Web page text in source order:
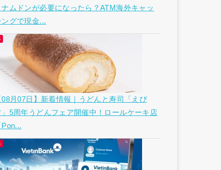
ナムドンが必要になったら？ATM海外キャッ
ングで現金...
08月07日】新着情報｜うどんと寿司「えび
」5周年うどんフェア開催中！ロールケーキ店
Pon...